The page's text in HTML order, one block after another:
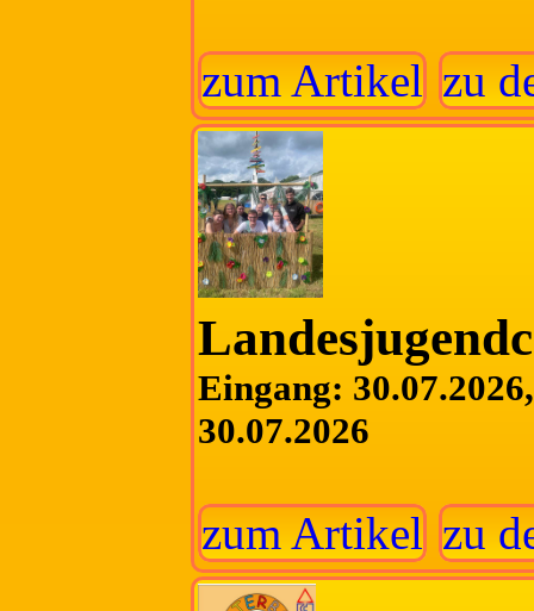
zum Artikel zu
Eingang:
30.07.2026
zum Artikel zu